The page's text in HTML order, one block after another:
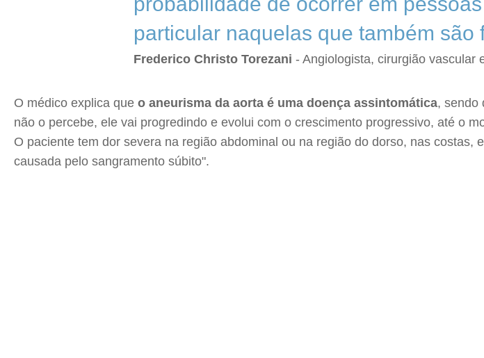
particular naquelas que também são
Frederico Christo Torezani - Angiologista, cirurgião vascular
O médico explica que o aneurisma da aorta é uma doença assintomática, sendo
não o percebe, ele vai progredindo e evolui com o crescimento progressivo, até o
O paciente tem dor severa na região abdominal ou na região do dorso, nas costas,
causada pelo sangramento súbito".